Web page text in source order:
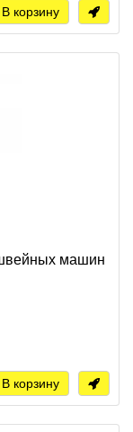
В корзину
машин
В корзину